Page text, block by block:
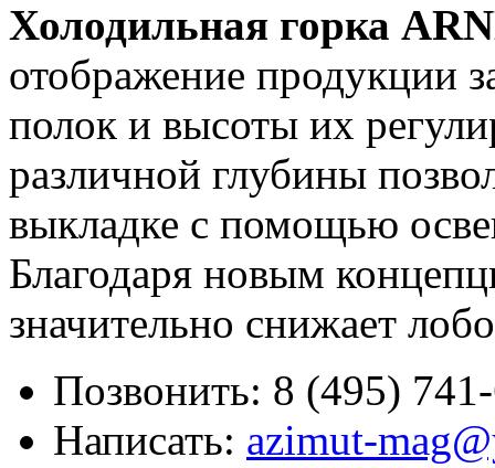
Холодильная горка
отображение продукции
полок и высоты их
различной глубины
выкладке с помощью
Благодаря новым
значительно снижает
Позвонить: 8 (495)
Написать: azimut-